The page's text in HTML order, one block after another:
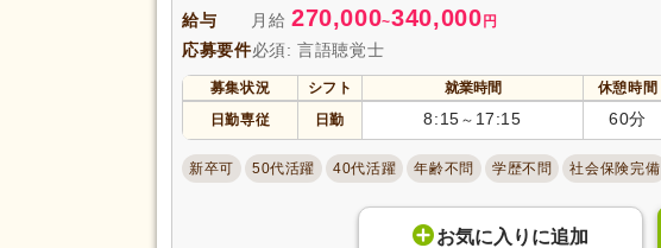
給与 月給 270,000~340,000 円
応募要件必須: 言語聴覚士
募集状況 シフト 就業時間 休憩時間
日勤専従
日勤 8:15 ～ 17:15 60分
新卒可 50代活躍 40代活躍 年齢不問 学歴不問 社会保険完備
お気に入り に追加